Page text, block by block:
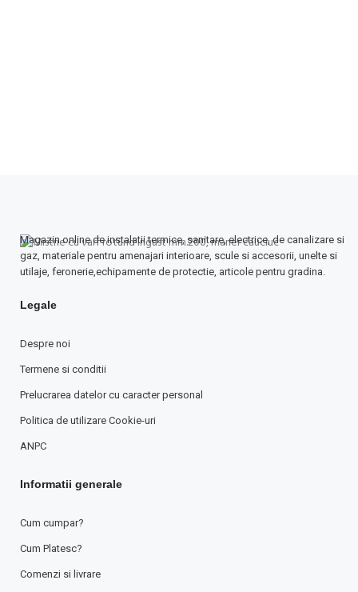
Magazin online de instalatii termice, sanitare, electrice, de canalizare si
gaz, materiale pentru amenajari interioare, scule si accesorii, unelte si
utilaje, feronerie,echipamente de protectie, articole pentru gradina.
Legale
Despre noi
Termene si conditii
Prelucrarea datelor cu caracter personal
Politica de utilizare Cookie-uri
ANPC
Informatii generale
Cum cumpar?
Cum Platesc?
Comenzi si livrare